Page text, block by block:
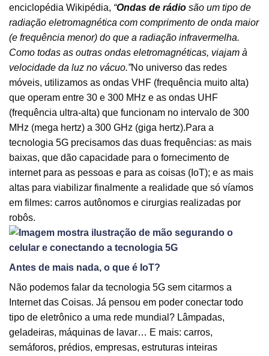
enciclopédia Wikipédia, “Ondas de rádio são um tipo de
radiação eletromagnética com comprimento de onda maior
(e frequência menor) do que a radiação infravermelha.
Como todas as outras ondas eletromagnéticas, viajam à
velocidade da luz no vácuo.”No universo das redes
móveis, utilizamos as ondas VHF (frequência muito alta)
que operam entre 30 e 300 MHz e as ondas UHF
(frequência ultra-alta) que funcionam no intervalo de 300
MHz (mega hertz) a 300 GHz (giga hertz).Para a
tecnologia 5G precisamos das duas frequências: as mais
baixas, que dão capacidade para o fornecimento de
internet para as pessoas e para as coisas (IoT); e as mais
altas para viabilizar finalmente a realidade que só víamos
em filmes: carros autônomos e cirurgias realizadas por
robôs.
Antes de mais nada, o que é IoT?
Não podemos falar da tecnologia 5G sem citarmos a
Internet das Coisas. Já pensou em poder conectar todo
tipo de eletrônico a uma rede mundial? Lâmpadas,
geladeiras, máquinas de lavar… E mais: carros,
semáforos, prédios, empresas, estruturas inteiras